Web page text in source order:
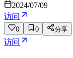
2024/07/09
访问
0 0 分享
访问